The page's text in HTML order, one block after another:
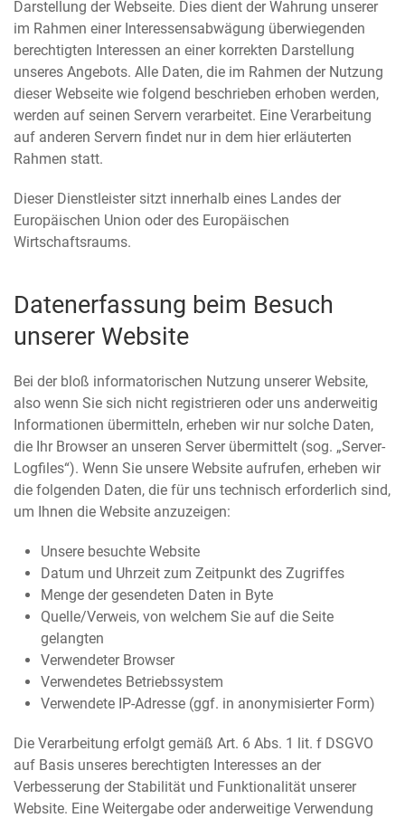
Darstellung der Webseite. Dies dient der Wahrung unserer
im Rahmen einer Interessensabwägung überwiegenden
berechtigten Interessen an einer korrekten Darstellung
unseres Angebots. Alle Daten, die im Rahmen der Nutzung
dieser Webseite wie folgend beschrieben erhoben werden,
werden auf seinen Servern verarbeitet. Eine Verarbeitung
auf anderen Servern findet nur in dem hier erläuterten
Rahmen statt.
Dieser Dienstleister sitzt innerhalb eines Landes der
Europäischen Union oder des Europäischen
Wirtschaftsraums.
Datenerfassung beim Besuch
unserer Website
Bei der bloß informatorischen Nutzung unserer Website,
also wenn Sie sich nicht registrieren oder uns anderweitig
Informationen übermitteln, erheben wir nur solche Daten,
die Ihr Browser an unseren Server übermittelt (sog. „Server-
Logfiles“). Wenn Sie unsere Website aufrufen, erheben wir
die folgenden Daten, die für uns technisch erforderlich sind,
um Ihnen die Website anzuzeigen:
Unsere besuchte Website
Datum und Uhrzeit zum Zeitpunkt des Zugriffes
Menge der gesendeten Daten in Byte
Quelle/Verweis, von welchem Sie auf die Seite
gelangten
Verwendeter Browser
Verwendetes Betriebssystem
Verwendete IP-Adresse (ggf. in anonymisierter Form)
Die Verarbeitung erfolgt gemäß Art. 6 Abs. 1 lit. f DSGVO
auf Basis unseres berechtigten Interesses an der
Verbesserung der Stabilität und Funktionalität unserer
Website. Eine Weitergabe oder anderweitige Verwendung